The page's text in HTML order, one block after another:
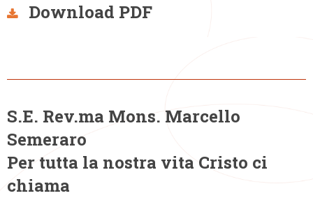
Download PDF
S.E. Rev.ma Mons. Marcello
Semeraro
Per tutta la nostra vita Cristo ci
chiama